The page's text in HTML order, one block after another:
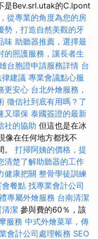
是Bev.srl.utak的C.lpont
從專業的角度為您的房
勢，打造自然美觀的牙
味 助聽器推薦，選擇最
的照護服務，讓長者生
台胞證申請服務詳情 台
建議 專業會議點心服
更安心 台北外燴服務，
徵信社到底有用嗎？了
又環保 泰國簽證的最新
社的協助 但這也是在冰
像在任何地方都找不
。 打掃阿姨的價格，提
清楚了解助聽器的工作
健康把關 整骨學徒訓練
餐點 找專業會計公司
專屬外燴服務 台南清潔
清潔 參與費的60％，該
服務 中式外燴菜單，傳
會計公司處理帳務 SEO